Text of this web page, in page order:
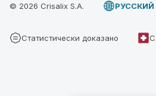
© 2026 Crisalix S.A.
Статистически доказано